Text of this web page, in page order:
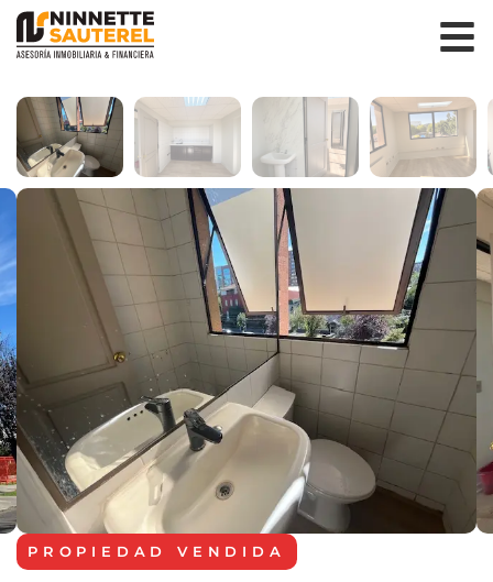
PROPIEDADVENDIDA